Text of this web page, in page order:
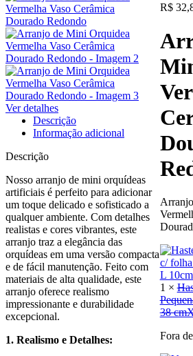
Ver detalhes
R$
1 ×
38
Fora
Descrição
Informação adicional
Descrição
Nosso arranjo de mini orquídeas
artificiais é perfeito para adicionar
um toque delicado e sofisticado a
qualquer ambiente. Com detalhes
realistas e cores vibrantes, este
arranjo traz a elegância das
orquídeas em uma versão compacta
e de fácil manutenção. Feito com
materiais de alta qualidade, este
arranjo oferece realismo
impressionante e durabilidade
excepcional.
1. Realismo e Detalhes: